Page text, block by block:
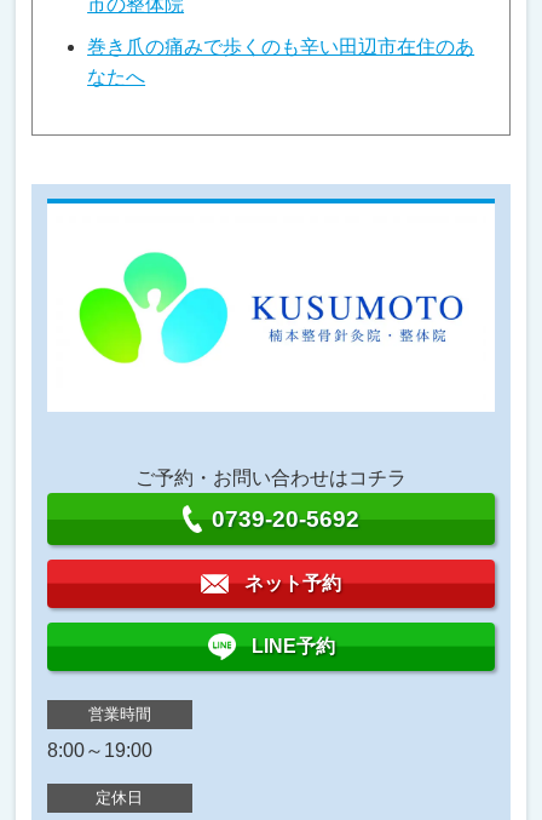
巻き爪の痛みで歩くのも辛い田辺市在住のあ
なたへ
ご予約・お問い合わせはコチラ
0739-20-5692
ネット予約
LINE予約
営業時間
8:00～19:00
定休日